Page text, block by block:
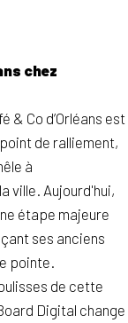
chez
& Co d’Orléans est
point de ralliement,
à
ville. Aujourd'hui,
étape majeure
ses anciens
pointe.
de cette
Digital change